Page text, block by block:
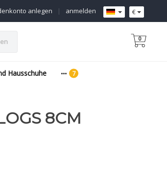
€
anmelden
|
anlegen
0
Hausschuhe
8CM